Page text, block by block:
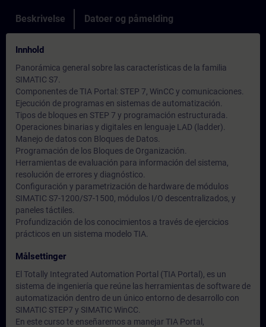
Beskrivelse Datoer og påmelding
Innhold
Panorámica general sobre las características de la familia
SIMATIC S7.
Componentes de TIA Portal: STEP 7, WinCC y comunicaciones.
Ejecución de programas en sistemas de automatización.
Tipos de bloques en STEP 7 y programación estructurada.
Operaciones binarias y digitales en lenguaje LAD (ladder).
Manejo de datos con Bloques de Datos.
Programación de los Bloques de Organización.
Herramientas de evaluación para información del sistema,
resolución de errores y diagnóstico.
Configuración y parametrización de hardware de módulos
SIMATIC S7-1200/S7-1500, módulos I/O descentralizados, y
paneles táctiles.
Profundización de los conocimientos a través de ejercicios
prácticos en un sistema modelo TIA.
Målsettinger
El Totally Integrated Automation Portal (TIA Portal), es un
sistema de ingeniería que reúne las herramientas de software de
automatización dentro de un único entorno de desarrollo con
SIMATIC STEP7 y SIMATIC WinCC.
En este curso te enseñaremos a manejar TIA Portal,